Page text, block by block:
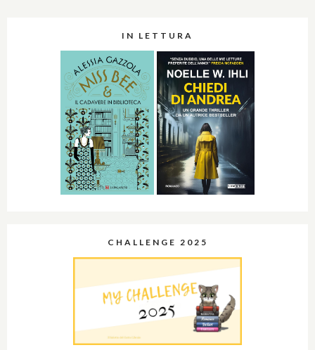
IN LETTURA
CHALLENGE 2025